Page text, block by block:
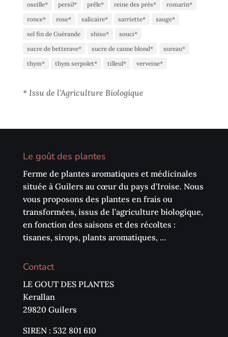
oseille*
persil* prêle* reine des prés*
romarin*
ronce*
rose* salicaire* sarriette*
sauge*
sel fin de Guérande
shiso*
souci*
sucre de betterave*
sucre de canne blond*
sureau*
thym*
thym serpolet* tilleul* verveine*
* Issu de l'Agriculture Biologique
Le goût des plantes
Ferme de plantes aromatiques et médicinales
située à Guilers au cœur du pays d’Iroise. Nous
vous proposons des plantes en frais ou
transformées, issus de l’agriculture biologique,
en fonction des saisons et des récoltes :
tisanes, sirops, plants aromatiques, …
Contact
LE GOUT DES PLANTES
Kerallan
29820 Guilers
SIREN : 532 801 610